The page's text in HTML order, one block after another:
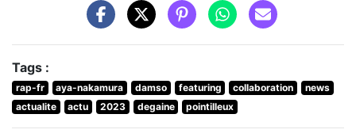
Tags :
rap-fr aya-nakamura damso featuring collaboration
news
actualite
actu 2023 degaine pointilleux